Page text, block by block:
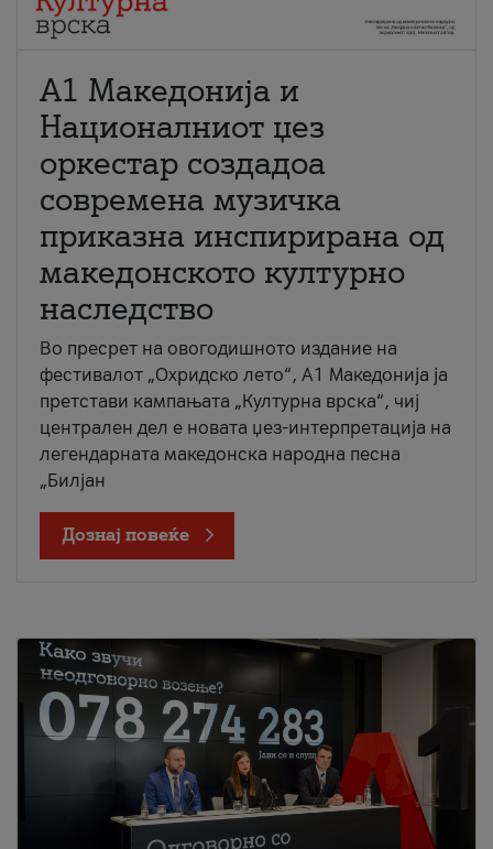
А1 Македонија и
Националниот џез
оркестар создадоа
современа музичка
приказна инспирирана од
македонското културно
наследство
Во пресрет на овогодишното издание на
фестивалот „Охридско лето“, А1 Македонија ја
претстави кампањата „Културна врска“, чиј
централен дел е новата џез-интерпретација на
легендарната македонска народна песна
„Билјан
Дознај повеќе